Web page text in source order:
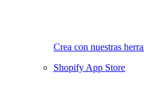
Crea con nuestras
Shopify App Store